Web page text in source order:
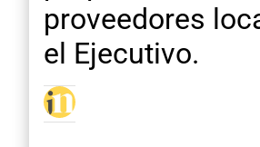
proveedores
el Ejecutivo.